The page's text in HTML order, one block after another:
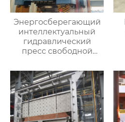
Энергосберегающий
интеллектуальный
гидравлический
пресс свободной